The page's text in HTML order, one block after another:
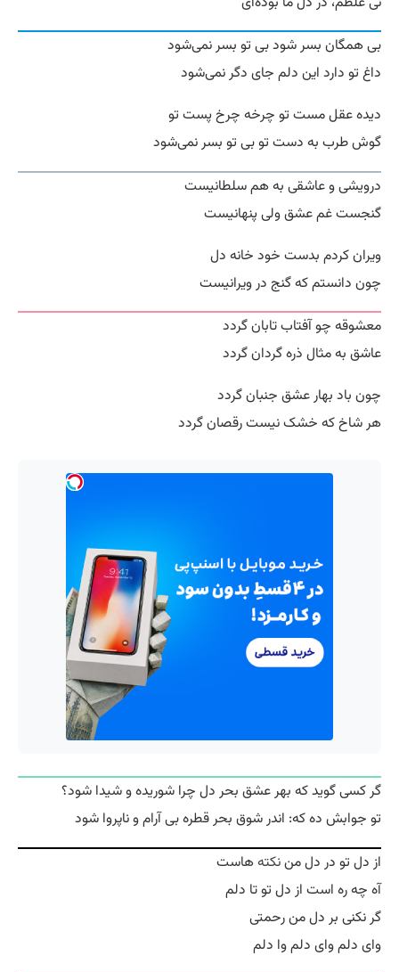
بی همگان بسر شود بی تو بسر نمی‌شود
داغ تو دارد این دلم جای دگر نمی‌شود
دیده عقل مست تو چرخه چرخ پست تو
گوش طرب به دست تو بی تو بسر نمی‌شود
درویشی و عاشقی به هم سلطانیست
گنجست غم عشق ولی پنهانیست
ویران کردم بدست خود خانه دل
چون دانستم که گنج در ویرانیست
معشوقه چو آفتاب تابان گردد
عاشق به مثال ذره گردان گردد
چون باد بهار عشق جنبان گردد
هر شاخ که خشک نیست رقصان گردد
گر کسی گوید که بهر عشق بحر دل چرا شوریده و شیدا شود؟
تو جوابش ده که: اندر شوق بحر قطره بی آرام و ناپروا شود
از دل تو در دل مننکته‌ هاست
آه چه ره است از دل تو تا دلم
گر نکنی بر دل من رحمتی
وای دلم وای دلم وا دلم